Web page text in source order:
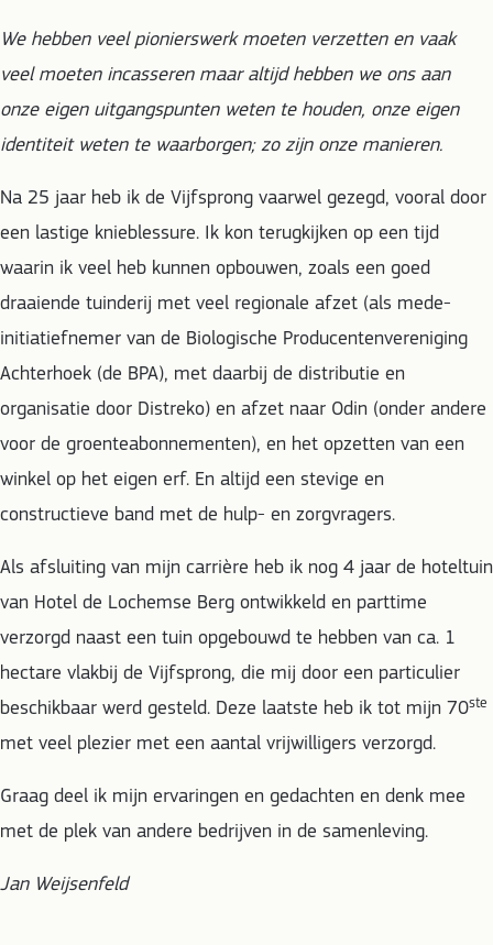
We hebben veel pionierswerk moeten verzetten en vaak
veel moeten incasseren maar altijd hebben we ons aan
onze eigen uitgangspunten weten te houden, onze eigen
identiteit weten te waarborgen; zo zijn onze manieren.
Na 25 jaar heb ik de Vijfsprong vaarwel gezegd, vooral door
een lastige knieblessure. Ik kon terugkijken op een tijd
waarin ik veel heb kunnen opbouwen, zoals een goed
draaiende tuinderij met veel regionale afzet (als mede-
initiatiefnemer van de Biologische Producentenvereniging
Achterhoek (de BPA), met daarbij de distributie en
organisatie door Distreko) en afzet naar Odin (onder andere
voor de groenteabonnementen), en het opzetten van een
winkel op het eigen erf. En altijd een stevige en
constructieve band met de hulp- en zorgvragers.
Als afsluiting van mijn carrière heb ik nog 4 jaar de hoteltuin
van Hotel de Lochemse Berg ontwikkeld en parttime
verzorgd naast een tuin opgebouwd te hebben van ca. 1
hectare vlakbij de Vijfsprong, die mij door een particulier
beschikbaar werd gesteld. Deze laatste heb ik tot mijn 70ste
met veel plezier met een aantal vrijwilligers verzorgd.
Graag deel ik mijn ervaringen en gedachten en denk mee
met de plek van andere bedrijven in de samenleving.
Jan Weijsenfeld